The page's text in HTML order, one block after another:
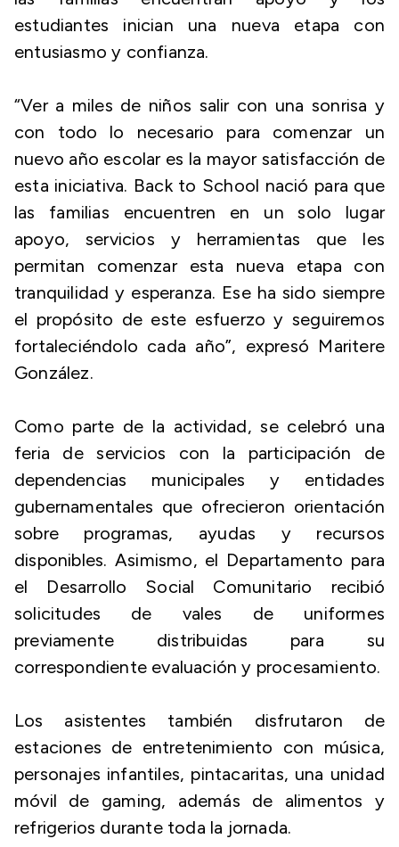
estudiantes inician una nueva etapa con
entusiasmo y confianza.
“Ver a miles de niños salir con una sonrisa y
con todo lo necesario para comenzar un
nuevo año escolar es la mayor satisfacción de
esta iniciativa. Back to School nació para que
las familias encuentren en un solo lugar
apoyo, servicios y herramientas que les
permitan comenzar esta nueva etapa con
tranquilidad y esperanza. Ese ha sido siempre
el propósito de este esfuerzo y seguiremos
fortaleciéndolo cada año”, expresó Maritere
González.
Como parte de la actividad, se celebró una
feria de servicios con la participación de
dependencias municipales y entidades
gubernamentales que ofrecieron orientación
sobre programas, ayudas y recursos
disponibles. Asimismo, el Departamento para
el Desarrollo Social Comunitario recibió
solicitudes de vales de uniformes
previamente distribuidas para su
correspondiente evaluación y procesamiento.
Los asistentes también disfrutaron de
estaciones de entretenimiento con música,
personajes infantiles, pintacaritas, una unidad
móvil de gaming, además de alimentos y
refrigerios durante toda la jornada.